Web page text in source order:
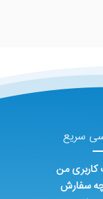
سریع
من
سفارش